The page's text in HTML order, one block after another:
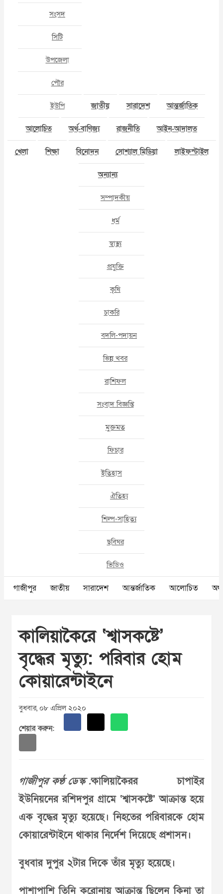
সংসদ
সিটি
উপজেলা
পৌর
ইউপি জাতীয় সারাদেশ আন্তর্জাতিক
আলোচিত অর্থ-বাণিজ্য রাজনীতি আইন-আদালত
খেলা শিক্ষা বিনোদন সোশ্যাল মিডিয়া লাইফস্টাইল
অন্যান্য
সম্পাদকীয়
ধর্ম
স্বাস্থ্য
প্রযুক্তি
কৃষি
চাকরি
বদলি-পদায়ন
ভিন্ন খবর
রাশিফল
সংবাদ বিজ্ঞপ্তি
মুক্তমত
ফিচার
ইতিহাস
ঐতিহ্য
শিল্প-সাহিত্য
ছবিঘর
ভিডিও
গাজীপুর জাতীয় সারাদেশ আন্তর্জাতিক আলোচিত
কালিয়াকৈরে ‘শ্বাসকষ্টে’
বৃদ্ধের মৃত্যু: পরিবার হোম
কোয়ারেন্টাইনে
বুধবার, ০৮ এপ্রিল ২০২০
শেয়ার করুন:
গাজীপুর কণ্ঠ ডেস্ক :কালিয়াকৈরর চাপাইর
ইউনিয়নের রশিদপুর গ্রামে ‘শ্বাসকষ্টে’ আক্রান্ত হয়ে
এক বৃদ্ধের মৃত্যু হয়েছে। নিহতের পরিবারকে হোম
কোয়ারেন্টাইনে থাকার নির্দেশ দিয়েছে প্রশাসন।
বুধবার দুপুর ২টার দিকে তাঁর মৃত্যু হয়েছে।
পাশাপাশি তিনি করোনায় আক্রান্ত ছিলেন কিনা তা